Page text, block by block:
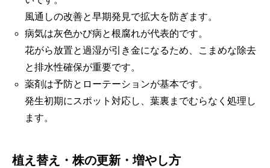
風通しの改善と早期発見で拡大を防ぎます。
病気は灰色かび病と根腐れが代表的です。
花がら放置と過湿が引き金になるため、こまめな除去
と排水性確保が重要です。
薬剤は予防とローテーションが基本です。
発生初期にスポット対応し、葉裏までむらなく処理し
ます。
植え替え・株の更新・増やし方